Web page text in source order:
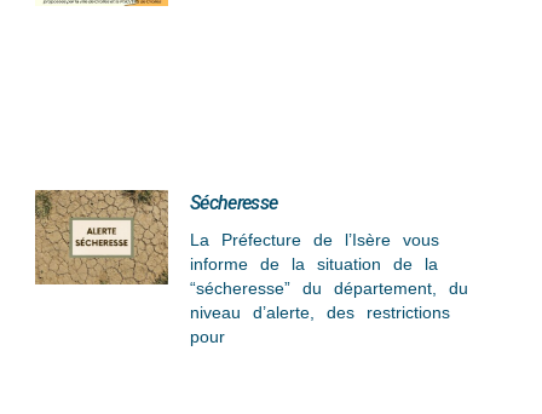
Sécheresse
La Préfecture de l’Isère vous
informe de la situation de la
“sécheresse” du département, du
niveau d’alerte, des restrictions
pour